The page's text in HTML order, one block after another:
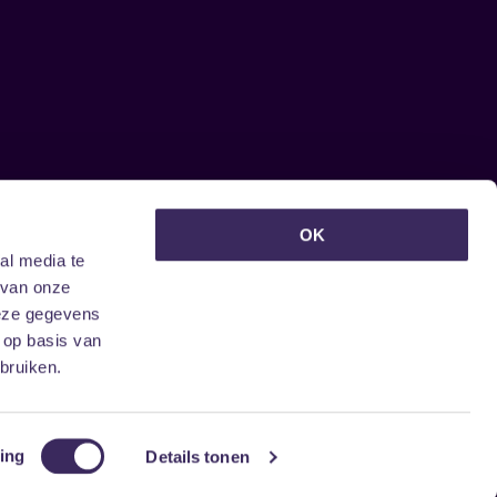
media te
onze
gegevens
basis van
Details tonen
OK
ontvangen?